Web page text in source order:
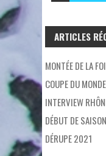
ARTICLES
MONTÉE DE LA
COUPE DU
INTERVIEW
DÉBUT DE
DÉRUPE 2021